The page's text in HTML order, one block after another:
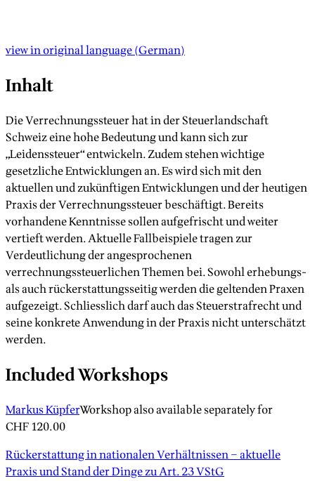
view in original language(German)
Inhalt
Die Verrechnungssteuer hat in der Steuerlandschaft
Schweiz eine hohe Bedeutung und kann sich zur
„Leidenssteuer“ entwickeln. Zudem stehen wichtige
gesetzliche Entwicklungen an. Es wird sich mit den
aktuellen und zukünftigen Entwicklungen und der heutigen
Praxis der Verrechnungssteuer beschäftigt. Bereits
vorhandene Kenntnisse sollen aufgefrischt und weiter
vertieft werden. Aktuelle Fallbeispiele tragen zur
Verdeutlichung der angesprochenen
verrechnungssteuerlichen Themen bei. Sowohl erhebungs-
als auch rückerstattungsseitig werden die geltenden Praxen
aufgezeigt. Schliesslich darf auch das Steuerstrafrecht und
seine konkrete Anwendung in der Praxis nicht unterschätzt
werden.
Included Workshops
Markus KüpferWorkshop also available separately for
CHF 120.00
Rückerstattung in nationalen Verhältnissen – aktuelle
Praxis und Stand der Dinge zu Art. 23 VStG